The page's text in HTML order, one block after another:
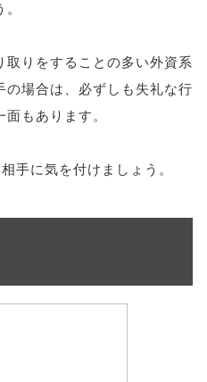
りをすることの多い外資系
場合は、必ずしも失礼な行
もあります。
手に気を付けましょう。